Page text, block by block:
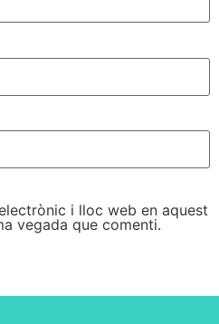
i lloc web en aquest
vegada que comenti.